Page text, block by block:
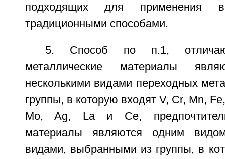
подходящих для применения
традиционными способами.
5. Способ по п.1,
металлические материалы
несколькими видами переходных
группы, в которую входят V, Cr, Mn,
Mo, Ag, La и Се,
материалы являются одним
видами, выбранными из группы, в